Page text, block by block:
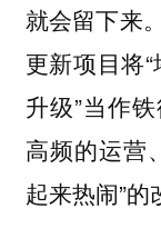
就会留下来
更新项目将“
升级”当作
高频的运营
起来热闹”的